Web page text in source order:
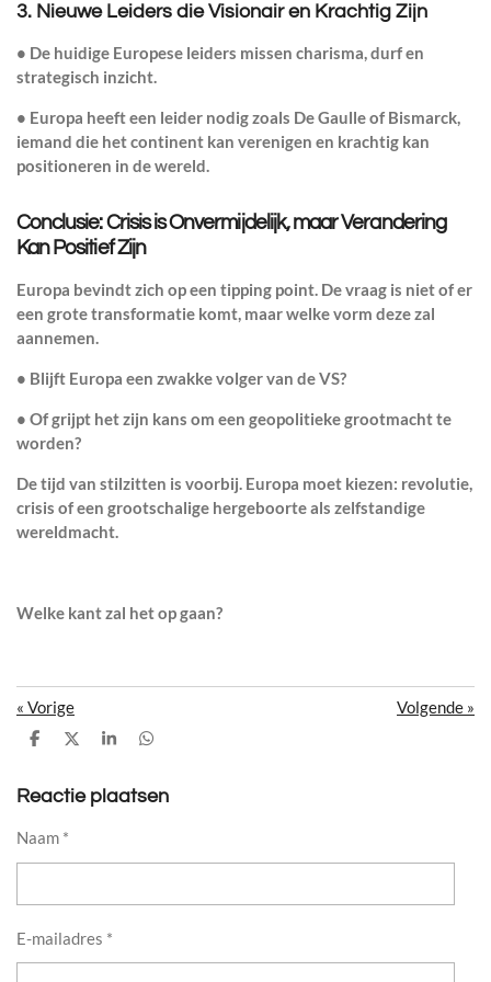
3. Nieuwe Leiders die Visionair en Krachtig Zijn
• De huidige Europese leiders missen charisma, durf en
strategisch inzicht.
• Europa heeft een leider nodig zoals De Gaulle of Bismarck,
iemand die het continent kan verenigen en krachtig kan
positioneren in de wereld.
Conclusie: Crisis is Onvermijdelijk, maar Verandering
Kan Positief Zijn
Europa bevindt zich op een tipping point. De vraag is nietofer
een grote transformatie komt, maarwelke vorm deze zal
aannemen.
• Blijft Europa een zwakke volger van de VS?
• Of grijpt het zijn kans om een geopolitieke grootmacht te
worden?
De tijd van stilzitten is voorbij. Europa moet kiezen: revolutie,
crisis of een grootschalige hergeboorte als zelfstandige
wereldmacht.
Welke kant zal het op gaan?
« Vorige Volgende »
D
e
D
l
S
r
D
e
Reactie plaatsen
Naam *
E-mailadres *